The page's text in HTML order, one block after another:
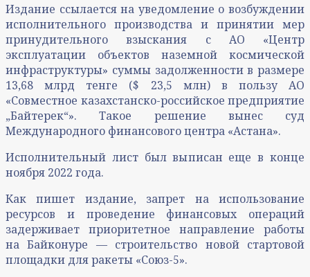
Издание ссылается на уведомление о возбуждении
исполнительного производства и принятии мер
принудительного взыскания с АО «Центр
эксплуатации объектов наземной космической
инфраструктуры» суммы задолженности в размере
13,68 млрд тенге ($ 23,5 млн) в пользу АО
«Совместное казахстанско-российское предприятие
„Байтерек“». Такое решение вынес суд
Международного финансового центра «Астана».
Исполнительный лист был выписан еще в конце
ноября 2022 года.
Как пишет издание, запрет на использование
ресурсов и проведение финансовых операций
задерживает приоритетное направление работы
на Байконуре — строительство новой стартовой
площадки для ракеты «Союз-5».